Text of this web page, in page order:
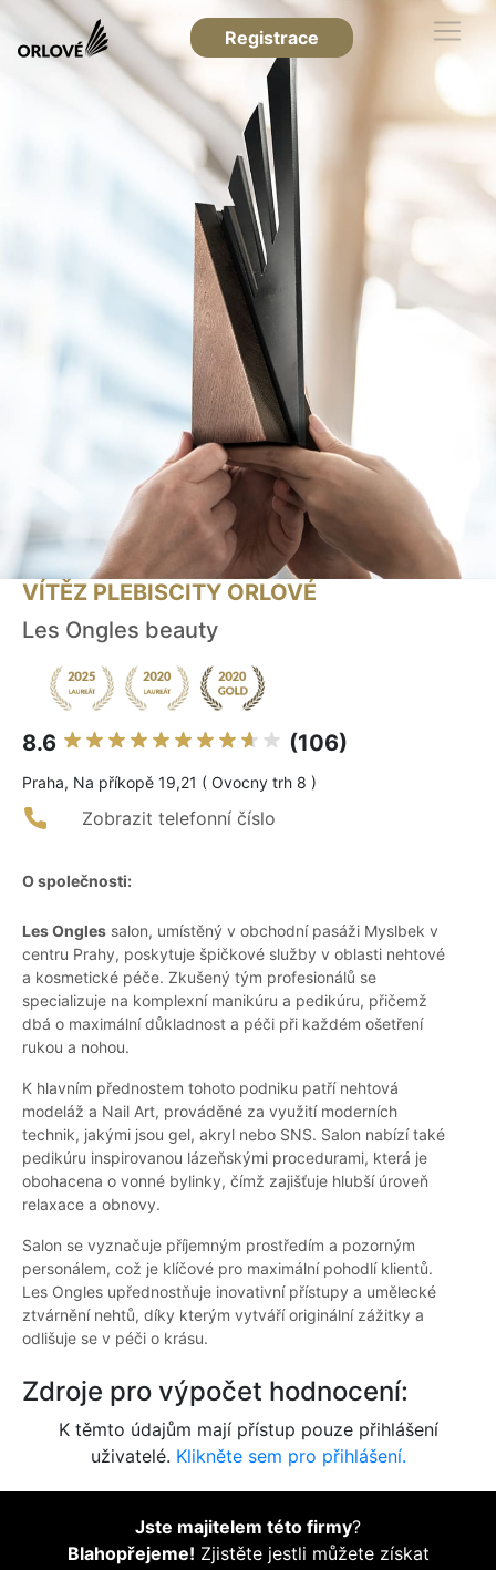
Registrace
VÍTĚZ PLEBISCITY ORLOVÉ
Les Ongles beauty
8.6 (106)
Praha, Na příkopě 19,21 ( Ovocny trh 8 )
Zobrazit telefonní číslo
O společnosti:
Les Ongles salon, umístěný v obchodní pasáži Myslbek v
centru Prahy, poskytuje špičkové služby v oblasti nehtové
a kosmetické péče. Zkušený tým profesionálů se
specializuje na komplexní manikúru a pedikúru, přičemž
dbá o maximální důkladnost a péči při každém ošetření
rukou a nohou.
K hlavním přednostem tohoto podniku patří nehtová
modeláž a Nail Art, prováděné za využití moderních
technik, jakými jsou gel, akryl nebo SNS. Salon nabízí také
pedikúru inspirovanou lázeňskými procedurami, která je
obohacena o vonné bylinky, čímž zajišťuje hlubší úroveň
relaxace a obnovy.
Salon se vyznačuje příjemným prostředím a pozorným
personálem, což je klíčové pro maximální pohodlí klientů.
Les Ongles upřednostňuje inovativní přístupy a umělecké
ztvárnění nehtů, díky kterým vytváří originální zážitky a
odlišuje se v péči o krásu.
Zdroje pro výpočet hodnocení:
K těmto údajům mají přístup pouze přihlášení
uživatelé. Klikněte sem pro přihlášení.
Jste majitelem této firmy?
Blahopřejeme! Zjistěte jestli můžete získat